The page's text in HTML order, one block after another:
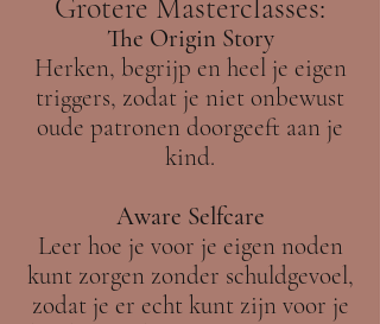
Grotere Masterclasses:
The Origin Story
Herken, begrijp en heel je eigen
triggers, zodat je niet onbewust
oude patronen doorgeeft aan je
kind.
Aware Selfcare
Leer hoe je voor je eigen noden
kunt zorgen zonder schuldgevoel,
zodat je er echt kunt zijn voor je